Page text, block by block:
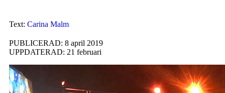
Text: Carina Malm
PUBLICERAD: 8 april 2019
UPPDATERAD: 21 februari